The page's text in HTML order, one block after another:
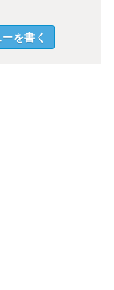
を書く